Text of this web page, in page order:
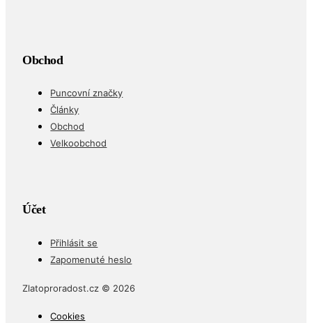
Obchod
Puncovní značky
Články
Obchod
Velkoobchod
Účet
Přihlásit se
Zapomenuté heslo
Zlatoproradost.cz © 2026
Cookies